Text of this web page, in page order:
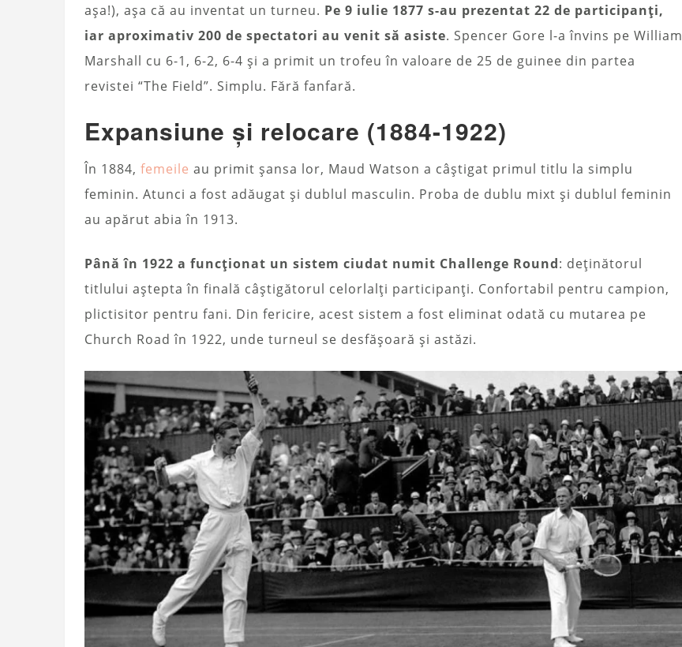
așa!), așa că au inventat un turneu. Pe 9 iulie 1877 s-au prezentat 22 de participanți,
iar aproximativ 200 de spectatori au venit să asiste. Spencer Gore l-a învins pe William
Marshall cu 6-1, 6-2, 6-4 și a primit un trofeu în valoare de 25 de guinee din partea
revistei “The Field”. Simplu. Fără fanfară.
Expansiune și relocare (1884-1922)
În 1884, femeile au primit șansa lor, Maud Watson a câștigat primul titlu la simplu
feminin. Atunci a fost adăugat și dublul masculin. Proba de dublu mixt și dublul feminin
au apărut abia în 1913.
Până în 1922 a funcționat un sistem ciudat numit Challenge Round: deținătorul
titlului aștepta în finală câștigătorul celorlalți participanți. Confortabil pentru campion,
plictisitor pentru fani. Din fericire, acest sistem a fost eliminat odată cu mutarea pe
Church Road în 1922, unde turneul se desfășoară și astăzi.